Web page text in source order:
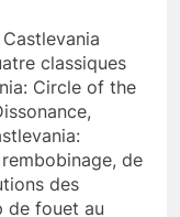
classiques
Circle of the
de
des
de fouet au